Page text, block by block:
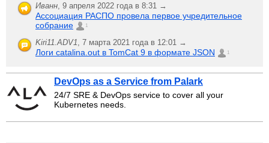
Иванн 9 апреля 2022 года в 8:31 →
Ассоциация РАСПО провела первое учредительное
собрание
1
Kiri11.ADV1 7 марта 2021 года в 12:01 →
Логи catalina.out в TomCat 9 в формате JSON 1
DevOps as a Service from Palark
24/7 SRE & DevOps service to cover all your
Kubernetes needs.